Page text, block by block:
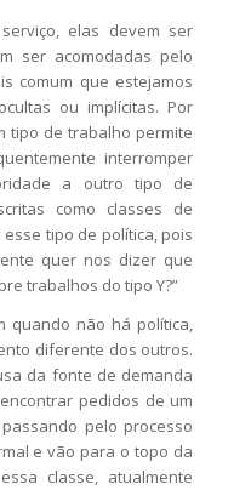
elas devem ser
ser acomodadas pelo
comum que estejamos
ou implícitas. Por
tipo de trabalho permite
interromper
a outro tipo de
como classes de
tipo de política, pois
quer nos dizer que
trabalhos do tipo Y?”
quando não há política,
diferente dos outros.
da fonte de demanda
pedidos de um
pelo processo
e vão para o topo da
classe, atualmente